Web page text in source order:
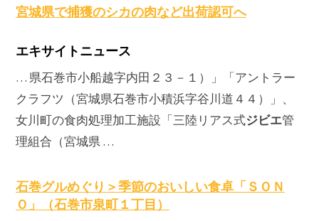
宮城県で捕獲のシカの肉など出荷認可へ
エキサイトニュース
… 県石巻市小船越字内田２３－１）」「アントラー
クラフツ（宮城県石巻市小積浜字谷川道４４）」、
女川町の食肉処理加工施設「三陸リアス式ジビエ管
理組合（宮城県 …
石巻グルめぐり＞季節のおいしい食卓「ＳＯＮ
Ｏ」（石巻市泉町１丁目）